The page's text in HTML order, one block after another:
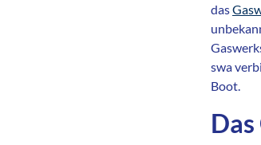
das
swa
Boot.